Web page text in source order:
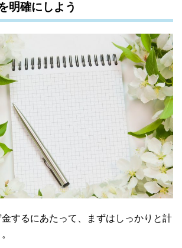
明確にしよう
するにあたって、まずはしっかりと計